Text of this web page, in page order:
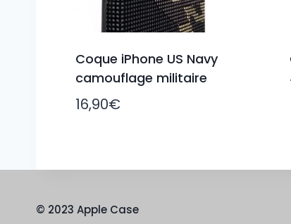
Coque iPhone US Navy
camouflage militaire
16,90€
© 2023 Apple Case